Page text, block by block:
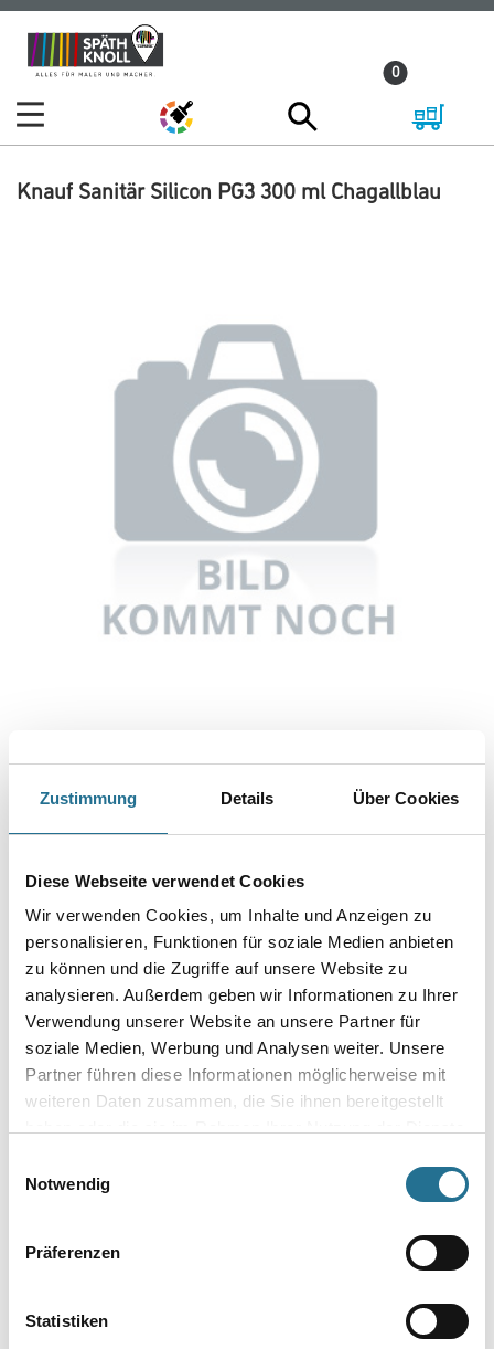
Zustimmung Details Über Cookies
Diese Webseite verwendet Cookies
Wir verwenden Cookies, um Inhalte und Anzeigen zu
personalisieren, Funktionen für soziale Medien anbieten
zu können und die Zugriffe auf unsere Website zu
analysieren. Außerdem geben wir Informationen zu Ihrer
Verwendung unserer Website an unsere Partner für
soziale Medien, Werbung und Analysen weiter. Unsere
Partner führen diese Informationen möglicherweise mit
weiteren Daten zusammen, die Sie ihnen bereitgestellt
Notwendig
Präferenzen
Statistiken
Zum
Inhalt
Zum
Navigationsmenü
0
Knauf Sanitär Silicon PG3 300 ml Chagallblau
Bitte einloggen, um Preise zu sehen
Art-Nr.:1065-002556
Umrechnungsfaktoren
ZUSATZINFOS
EAN
4006379052219